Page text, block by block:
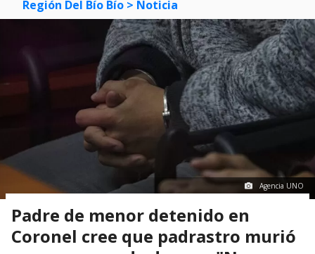
Región Del Bío Bío > Noticia
Agencia UNO
Padre de menor detenido en
Coronel cree que padrastro murió